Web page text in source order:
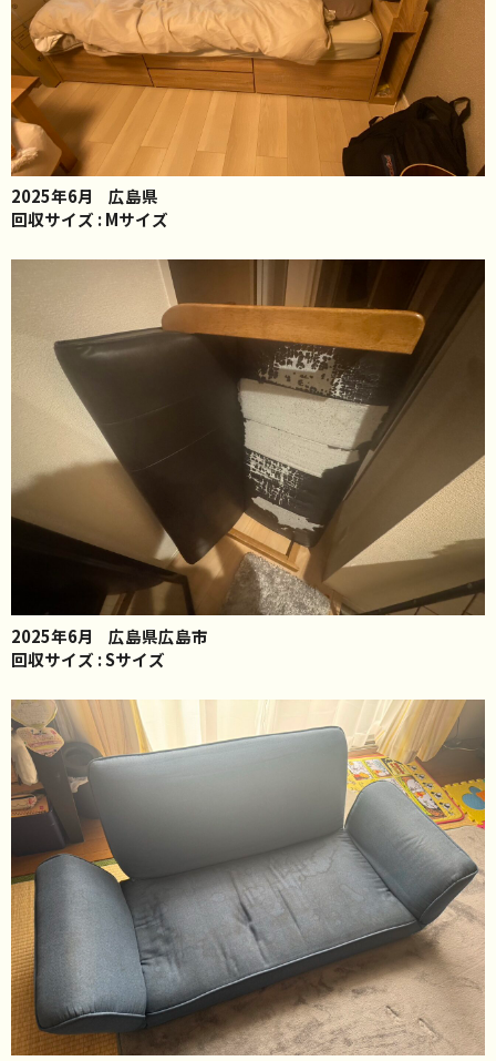
2025年6月
広島県
回収サイズ : Mサイズ
2025年6月
広島県広島市
回収サイズ : Sサイズ